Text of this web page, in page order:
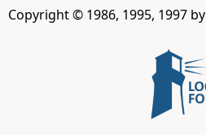
Copyright © 1986, 1995, 1997 by